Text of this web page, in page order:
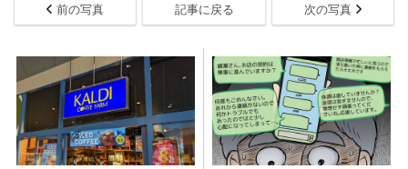
前の写真 記事に戻る 次の写真